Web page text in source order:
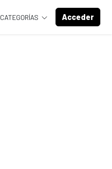
CATEGORÍAS Acceder